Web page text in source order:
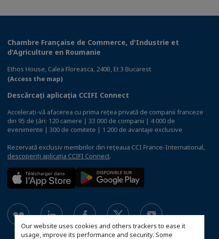
Our website uses cookies and others trackers to ease it
usage, improve its performance and security. Some
Chambre Française de Commerce, d'Industrie et
d'Agriculture en Roumanie
Ethos House, Calea Floreasca, 240B, Et 3 Bucarest
(Access the map)
Descărcați aplicația CCIFI Connect
Accelerați-vă afacerea cu prima rețea privată de companii franceze
din 95 de țări: 120 camere | 33 000 de companii | 4 000 de
evenimente | 300 de comitete | 1 200 de avantaje exclusive
Rezervată exclusiv membrilor din rețeaua CCI France-International,
descoperiți aplicația CCIFI Connect.